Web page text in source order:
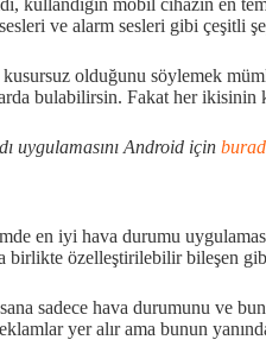
ve alarm sesleri gibi çeşitli
olduğunu söylemek
bulabilirsin. Fakat her
uygulamasını Android için
en iyi hava durumu
birlikte özelleştirilebilir bileşen gibi
sadece hava durumunu ve
yer alır ama bunun